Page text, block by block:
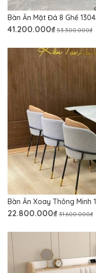
Bàn Ăn Mặt Đá 8 Ghế
41.200.000₫ 53.300.000₫
Bàn Ăn Xoay Thông Minh
22.800.000₫ 31.600.000₫